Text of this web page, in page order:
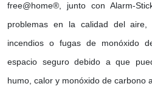
free@home®, junto con Alarm-
problemas en la calidad del aire,
incendios o fugas de monóxido
espacio seguro debido a que
humo, calor y monóxido de carbono